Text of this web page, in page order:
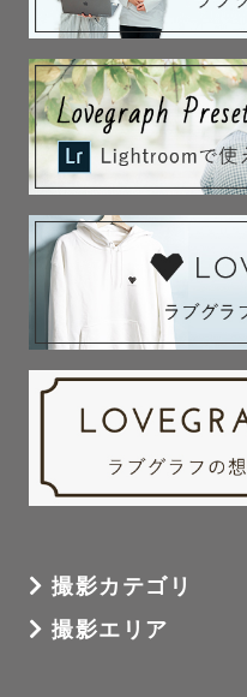
撮影カテゴリ
撮影エリア